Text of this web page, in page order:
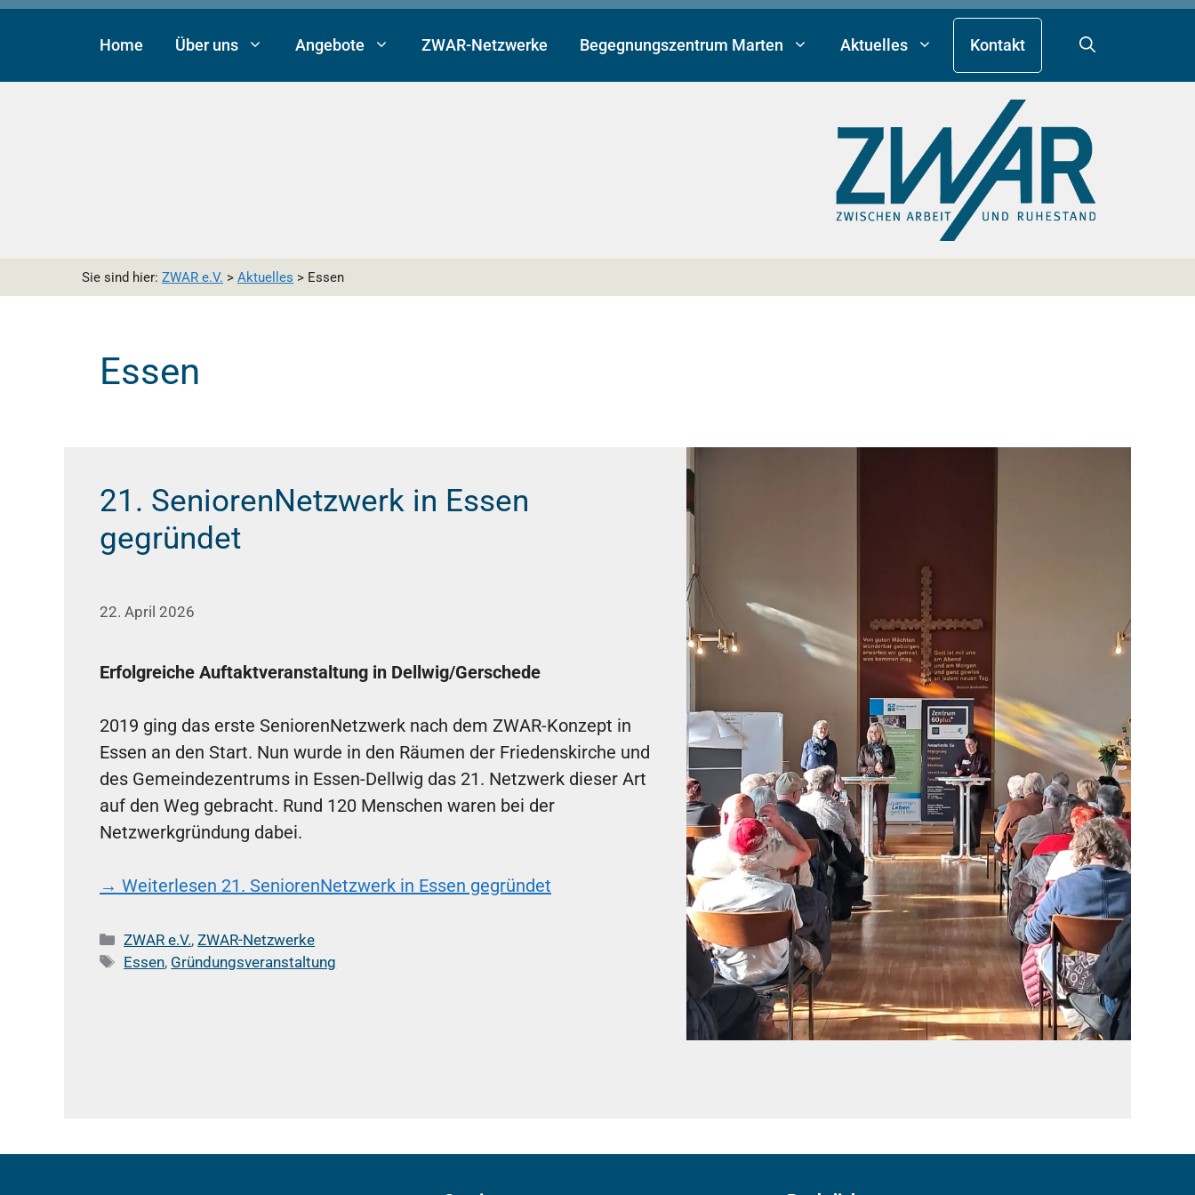
Zum
Zur
Zum
Home Über uns Angebote ZWAR-Netzwerke Begegnungszentrum Marten Aktuelles Kontakt
Sie sind hier: ZWAR e.V. > Aktuelles > Essen
Essen
21. SeniorenNetzwerk in Essen
gegründet
22. April 2026
Erfolgreiche Auftaktveranstaltung in Dellwig/Gerschede
2019 ging das erste SeniorenNetzwerk nach dem ZWAR-Konzept in
Essen an den Start. Nun wurde in den Räumen der Friedenskirche und
des Gemeindezentrums in Essen-Dellwig das 21. Netzwerk dieser Art
auf den Weg gebracht. Rund 120 Menschen waren bei der
Netzwerkgründung dabei.
→ Weiterlesen 21. SeniorenNetzwerk in Essen gegründet
Kategorien
ZWAR e.V.,ZWAR-Netzwerke
Schlagwörter
Essen, Gründungsveranstaltung